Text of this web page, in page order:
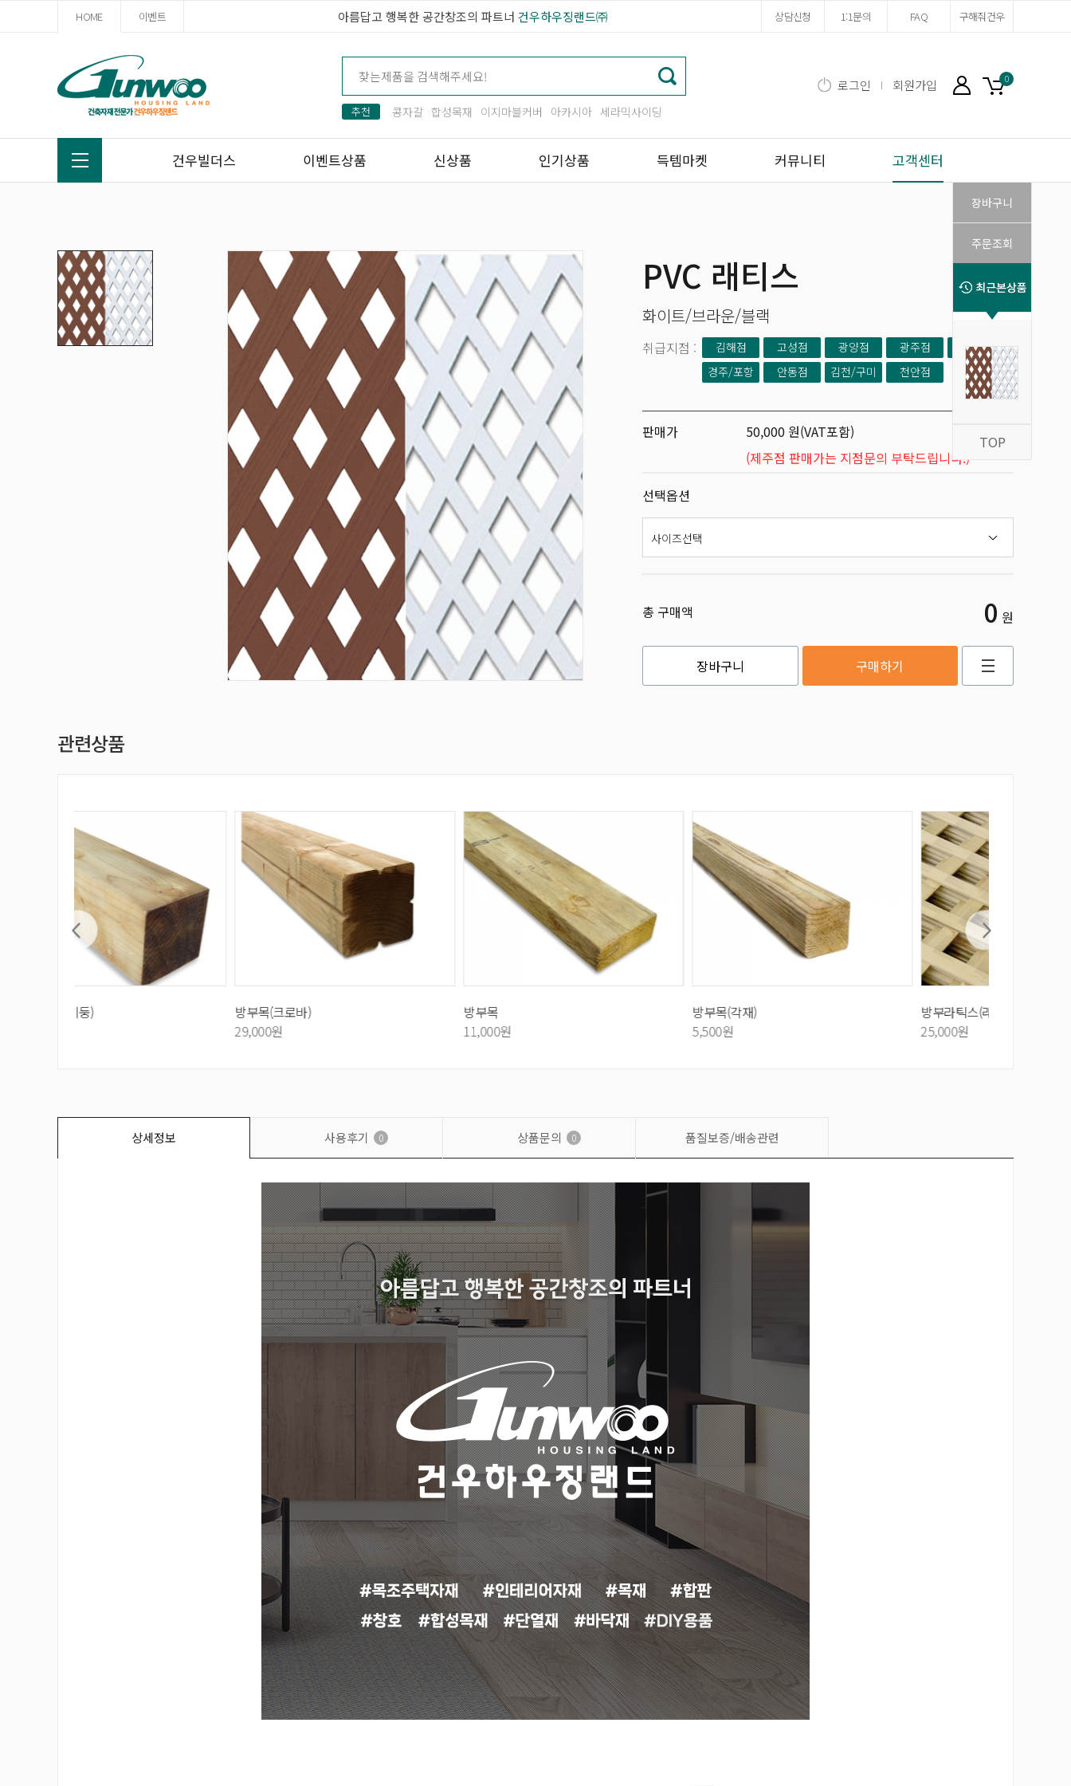
HOME 이벤트 아름답고 행복한 공간창조의 파트너 건우하우징랜드㈜ 상담신청 1:1문의 FAQ 구해줘건우
추천 콩자갈 합성목재 이지마블커버 아카시아 세라믹사이딩
로그인 회원가입 마이페이지
장바구니
0
건우빌더스 이벤트상품 신상품 인기상품 득템마켓 커뮤니티 고객센터
PVC 래티스
화이트/브라운/블랙
김해점 고성점 광양점 광주점
제주점
경주/포항
안동점 김천/구미 천안점
판매가
50,000 원(VAT포함)
(제주점 판매가는 지점문의 부탁드립니다.)
선택옵션
총 구매액 0 원
장바구니 구매하기
관련상품
방부목(크로바)
방부목
상세정보 사용후기 0 상품문의 0 품질보증/배송관련
장바구니
주문조회
TOP